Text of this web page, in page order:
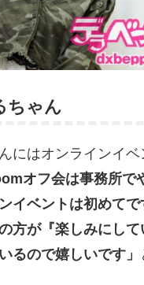
ちゃん
にはオンラインイベ
オフ会は事務所で
イベントは初めてで
方が『楽しみにして
るので嬉しいです」